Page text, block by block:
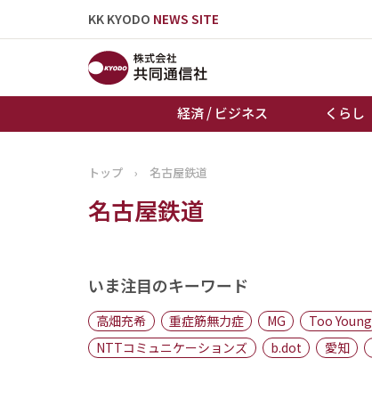
KK KYODO NEWS SITE
経済 / ビジネス くらし
トップページ
お知らせ
トップ › 名古屋鉄道
名古屋鉄道
いま注目のキーワード
高畑充希 重症筋無力症 MG Too Young
NTTコミュニケーションズ
b.dot 愛知